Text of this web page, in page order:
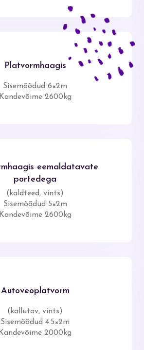
Platvormhaagis
Sisemõõdud 6×2m
Kandevõime 2600kg
eemaldatavate
portedega
(kaldteed, vints)
Sisemõõdud 5×2m
Kandevõime 2600kg
Autoveoplatvorm
(kallutav, vints)
Sisemõõdud 4.5×2m
Kandevõime 2000kg